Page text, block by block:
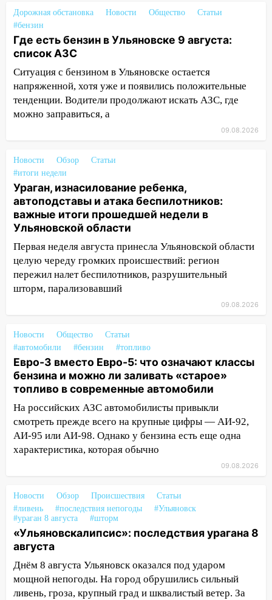
08:20
В Ульяновске восстановили
трамвайную и троллейбусную
инфраструктуру после шторма.
08:19 Внимание! В Цильнинском районе
пропал 67-летний мужчина
08:11 На Ульяновск снова надвигается
непогода
означают классы бензина и можно ли
заливать «старое» топливо в
современные автомобили
06:30 Какая погода будет в Ульяновской
области днем 9 августа
05:05
День, когда всё может
измениться: гороскоп на 9 августа —
три знака получат шанс, который нельзя
упустить
Волге перевернулась лодка
19:55 В Ульяновске упавшее дерево
заблокировало в машине двух женщин
17:15 В Ульяновской области
ремонтируют девять мостов: один уже
готов, ещё два — почти завершены
17:00 «Ульяновскалипсис»: последствия
урагана 8 августа
16:34
Из-за мощной непогоды в
Ульяновске отменили фестиваль «Наше
время»
16:17 Мелекесский район первым в
Ульяновской области намолотил более
100 тысяч тонн зерна
Дорожная обстановка Новости Общество
Статьи
#бензин
Где есть бензин в Ульяновске 9 августа:
список АЗС
Ситуация с бензином в Ульяновске остается
напряженной, хотя уже и появились положительные
тенденции. Водители продолжают искать АЗС, где
можно заправиться, а
09.08.2026
Новости Обзор
Статьи
#итоги недели
Ураган, изнасилование ребенка,
автоподставы и атака беспилотников:
важные итоги прошедшей недели в
Ульяновской области
Первая неделя августа принесла Ульяновской области
целую череду громких происшествий: регион
пережил налет беспилотников, разрушительный
шторм, парализовавший
09.08.2026
Новости Общество
Статьи
#автомобили
#бензин #топливо
Евро-3 вместо Евро-5: что означают классы
бензина и можно ли заливать «старое»
топливо в современные автомобили
На российских АЗС автомобилисты привыкли
смотреть прежде всего на крупные цифры — АИ-92,
АИ-95 или АИ-98. Однако у бензина есть еще одна
характеристика, которая обычно
09.08.2026
Новости Обзор Происшествия
Статьи
#ливень
#последствия непогоды
#Ульяновск
#ураган 8 августа
#шторм
«Ульяновскалипсис»: последствия урагана 8
августа
Днём 8 августа Ульяновск оказался под ударом
мощной непогоды. На город обрушились сильный
ливень, гроза, крупный град и шквалистый ветер. За